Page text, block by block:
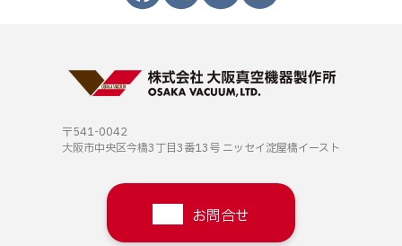
〒541-0042
大阪市中央区今橋3丁目3番13号 ニッセイ淀屋橋イースト
お問合せ